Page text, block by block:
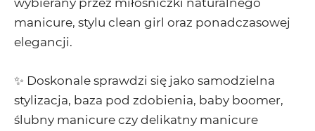
manicure, stylu clean girl oraz ponadczasowej
elegancji.
✨ Doskonale sprawdzi się jako samodzielna
stylizacja, baza pod zdobienia, baby boomer,
ślubny manicure czy delikatny manicure